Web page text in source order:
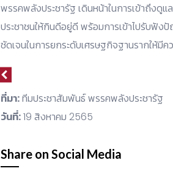
พรรคพลังประชารัฐ เดินหน้าในการเข้าถึงดู
ประชาชนให้กินดีอยู่ดี พร้อมการเข้าไปรับฟัง
ชัดเจนในการยกระดับเศรษฐกิจฐานรากให้มี
ที่มา:ทีมประชาสัมพันธ์ พรรคพลังประชารัฐ
วันที่:19 สิงหาคม 2565
Share on Social Media